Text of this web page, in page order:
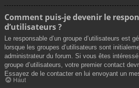
Comment puis-je devenir le
d’utilisateurs ?
Le responsable d’un groupe d’utilisateurs est
lorsque les groupes d’utilisateurs sont
administrateur du forum. Si vous êtes intéressé
groupe d’utilisateurs, votre premier contact
Essayez de le contacter en lui envoyant un
Haut